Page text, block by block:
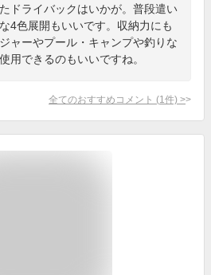
ドライバックはいかが。普段遣い
4色展開もいいです。収納力にも
ャーやプール・キャンプや釣りな
用できるのもいいですね。
全てのおすすめコメント (1 件) >